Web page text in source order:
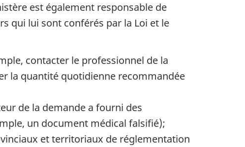
est également responsable de
qui lui sont conférés par la Loi et le
contacter le professionnel de la
la quantité quotidienne recommandée
de la demande a fourni des
un document médical falsifié);
et territoriaux de réglementation